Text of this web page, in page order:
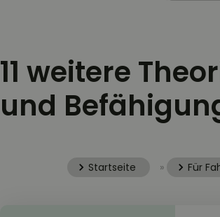
11 weitere
und
Startseite » Für